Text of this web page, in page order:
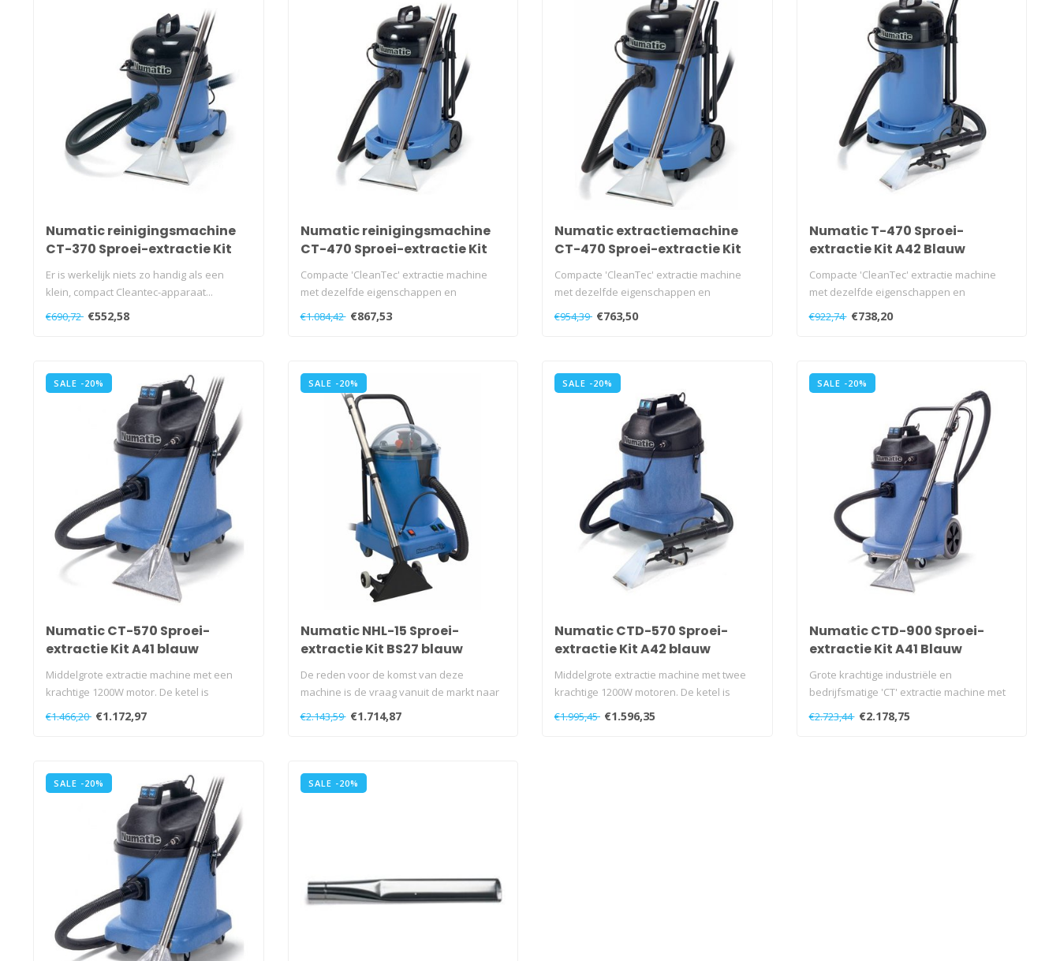
Numatic reinigingsmachine
CT-370 Sproei-extractie Kit
A26A blauw
Er is werkelijk niets zo handig als een
klein, compact Cleantec-apparaat...
€690,72 €552,58
Numatic reinigingsmachine
CT-470 Sproei-extractie Kit
A26 blauw
Compacte 'CleanTec' extractie machine
met dezelfde eigenschappen en
€1.084,42 €867,53
Numatic extractiemachine
CT-470 Sproei-extractie Kit
A40 blauw
Compacte 'CleanTec' extractie machine
met dezelfde eigenschappen en
€954,39 €763,50
Numatic T-470 Sproei-
extractie Kit A42 Blauw
Compacte 'CleanTec' extractie machine
met dezelfde eigenschappen en
€922,74 €738,20
SALE -20%
Numatic CT-570 Sproei-
extractie Kit A41 blauw
Middelgrote extractie machine met een
krachtige 1200W motor. De ketel is
€1.466,20 €1.172,97
SALE -20%
Numatic NHL-15 Sproei-
extractie Kit BS27 blauw
De reden voor de komst van deze
machine is de vraag vanuit de markt naar
€2.143,59 €1.714,87
SALE -20%
Numatic CTD-570 Sproei-
extractie Kit A42 blauw
Middelgrote extractie machine met twee
krachtige 1200W motoren. De ketel is
€1.995,45 €1.596,35
SALE -20%
Numatic CTD-900 Sproei-
extractie Kit A41 Blauw
Grote krachtige industriële en
bedrijfsmatige 'CT' extractie machine met
€2.723,44 €2.178,75
SALE -20% SALE -20%